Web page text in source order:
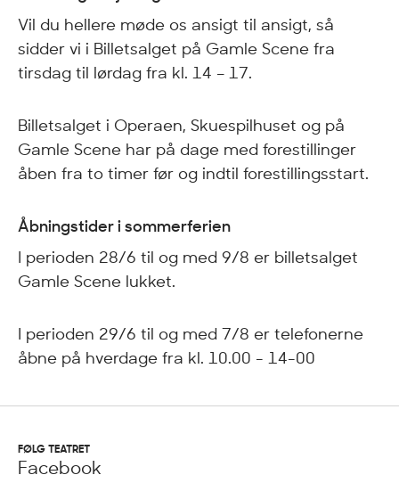
Vil du hellere møde os ansigt til ansigt, så
sidder vi i Billetsalget på Gamle Scene fra
tirsdag til lørdag fra kl. 14 – 17.
Billetsalget i Operaen, Skuespilhuset og på
Gamle Scene har på dage med forestillinger
åben fra to timer før og indtil forestillingsstart.
Åbningstider i sommerferien
I perioden 28/6 til og med 9/8 er billetsalget
Gamle Scene lukket.
I perioden 29/6 til og med 7/8 er telefonerne
åbne på hverdage fra kl. 10.00 - 14-00
FØLG TEATRET
Facebook